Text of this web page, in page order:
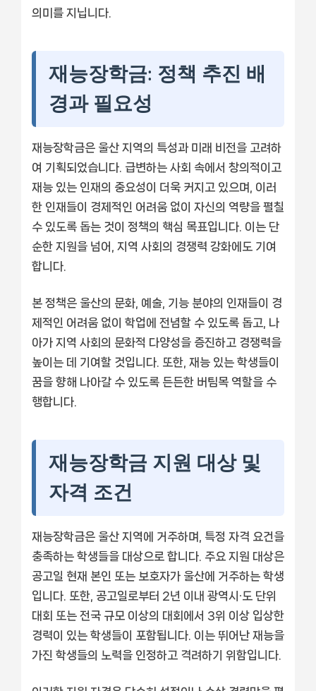
의미를 지닙니다.
재능장학금: 정책 추진 배
경과 필요성
재능장학금은 울산 지역의 특성과 미래 비전을 고려하
여 기획되었습니다. 급변하는 사회 속에서 창의적이고
재능 있는 인재의 중요성이 더욱 커지고 있으며, 이러
한 인재들이 경제적인 어려움 없이 자신의 역량을 펼칠
수 있도록 돕는 것이 정책의 핵심 목표입니다. 이는 단
순한 지원을 넘어, 지역 사회의 경쟁력 강화에도 기여
합니다.
본 정책은 울산의 문화, 예술, 기능 분야의 인재들이 경
제적인 어려움 없이 학업에 전념할 수 있도록 돕고, 나
아가 지역 사회의 문화적 다양성을 증진하고 경쟁력을
높이는 데 기여할 것입니다. 또한, 재능 있는 학생들이
꿈을 향해 나아갈 수 있도록 든든한 버팀목 역할을 수
행합니다.
재능장학금 지원 대상 및
자격 조건
재능장학금은 울산 지역에 거주하며, 특정 자격 요건을
충족하는 학생들을 대상으로 합니다. 주요 지원 대상은
공고일 현재 본인 또는 보호자가 울산에 거주하는 학생
입니다. 또한, 공고일로부터 2년 이내 광역시∙도 단위
대회 또는 전국 규모 이상의 대회에서 3위 이상 입상한
경력이 있는 학생들이 포함됩니다. 이는 뛰어난 재능을
가진 학생들의 노력을 인정하고 격려하기 위함입니다.